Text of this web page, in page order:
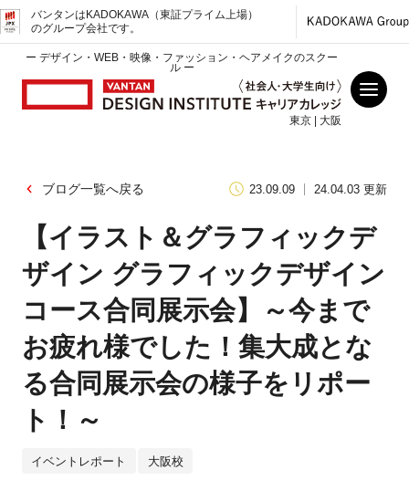
バンタンはKADOKAWA（東証プライム上場）
のグループ会社です。
ー デザイン・WEB・映像・ファッション・ヘアメイクのスクー
ル ー
東京 | 大阪
ブログ一覧へ戻る 23.09.09 24.04.03 更新
【イラスト＆グラフィックデ
ザイン グラフィックデザイン
コース合同展示会】～今まで
お疲れ様でした！集大成とな
る合同展示会の様子をリポー
ト！～
イベントレポート 大阪校